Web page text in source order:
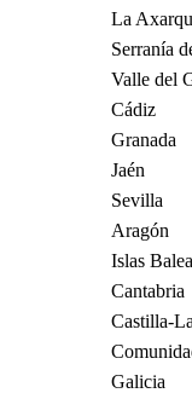
La
Serranía
Valle del
Cádiz
Granada
Jaén
Sevilla
Aragón
Islas
Cantabria
Castilla-
Galicia